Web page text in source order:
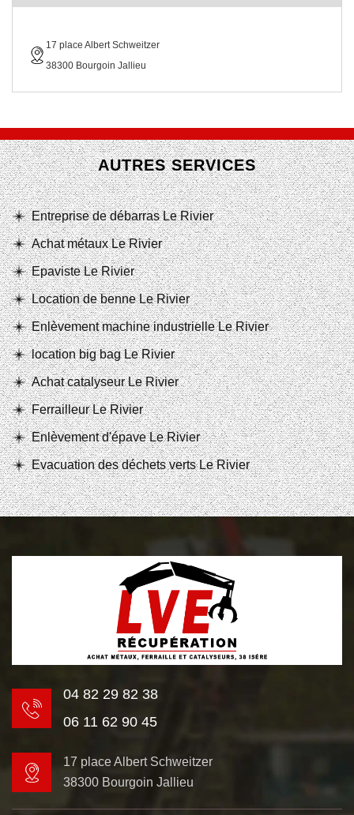
17 place Albert Schweitzer
38300 Bourgoin Jallieu
AUTRES SERVICES
Entreprise de débarras Le Rivier
Achat métaux Le Rivier
Epaviste Le Rivier
Location de benne Le Rivier
Enlèvement machine industrielle Le Rivier
location big bag Le Rivier
Achat catalyseur Le Rivier
Ferrailleur Le Rivier
Enlèvement d'épave Le Rivier
Evacuation des déchets verts Le Rivier
04 82 29 82 38
06 11 62 90 45
17 place Albert Schweitzer
38300 Bourgoin Jallieu